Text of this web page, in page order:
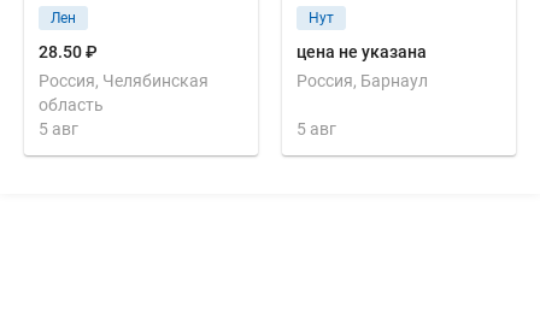
Лен
28.50 ₽
Россия, Челябинская
область
5 авг
Нут
цена не указана
Россия, Барнаул
5 авг